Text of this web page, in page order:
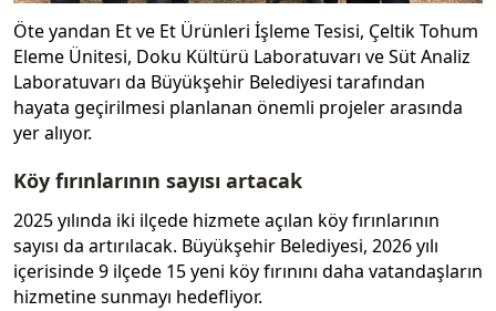
Öte yandan Et ve Et Ürünleri İşleme Tesisi, Çeltik Tohum
Eleme Ünitesi, Doku Kültürü Laboratuvarı ve Süt Analiz
Laboratuvarı da Büyükşehir Belediyesi tarafından
hayata geçirilmesi planlanan önemli projeler arasında
yer alıyor.
Köy fırınlarının sayısı artacak
2025 yılında iki ilçede hizmete açılan köy fırınlarının
sayısı da artırılacak. Büyükşehir Belediyesi, 2026 yılı
içerisinde 9 ilçede 15 yeni köy fırınını daha vatandaşların
hizmetine sunmayı hedefliyor.